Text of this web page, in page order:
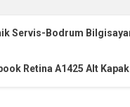
Servis-Bodrum
Retina A1425 Alt